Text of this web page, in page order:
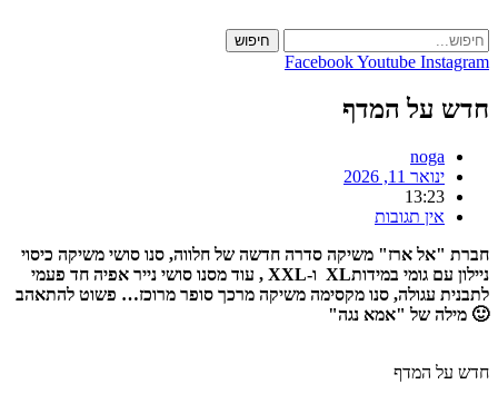
to
content
חיפוש
FacebookYoutube Instagram
חדש על המדף
noga
ינואר 11, 2026
13:23
אין תגובות
חברת "אל ארז" משיקה סדרה חדשה של חלווה, סנו סושי משיקה כיסוי
ניילון עם גומי במידותXL ו-XXL , עוד מסנו סושי נייר אפיה חד פעמי
לתבנית עגולה, סנו מקסימה משיקה מרכך סופר מרוכז… פשוט להתאהב
🙂 מילה של "אמא נגה"
חדש על המדף